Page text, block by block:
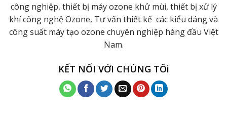
công nghiệp, thiết bị máy ozone khử mùi, thiết bị xử lý
khí công nghệ Ozone, Tư vấn thiết kế các kiểu dáng và
công suất máy tạo ozone chuyên nghiệp hàng đầu Việt
Nam.
KẾT NỐI VỚI CHÚNG TÔi